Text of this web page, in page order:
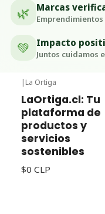
🌿 Marcas
💚 Impacto
Juntos cuidamos
| La Ortiga
LaOrtiga.cl: Tu
plataforma de
productos y
servicios
sostenibles
$0 CLP